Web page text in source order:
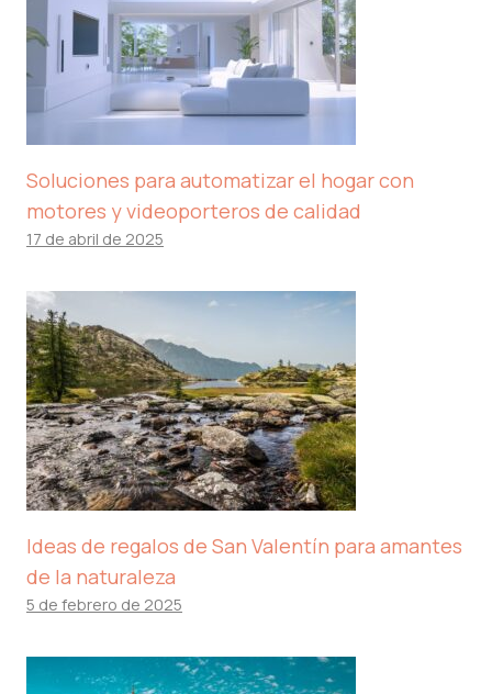
Soluciones para automatizar el hogar con
motores y videoporteros de calidad
17 de abril de 2025
Ideas de regalos de San Valentín para amantes
de la naturaleza
5 de febrero de 2025